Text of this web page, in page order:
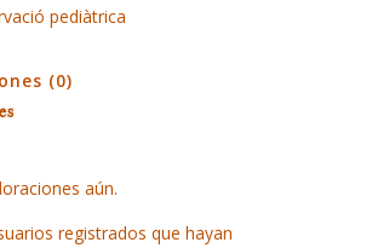
pediàtrica
(0)
aún.
registrados que hayan